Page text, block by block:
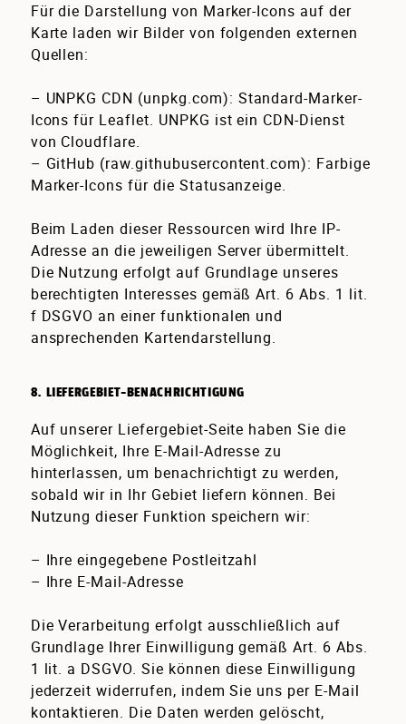
Für die Darstellung von Marker-Icons auf der
Karte laden wir Bilder von folgenden externen
Quellen:
– UNPKG CDN (unpkg.com): Standard-Marker-
Icons für Leaflet. UNPKG ist ein CDN-Dienst
von Cloudflare.
– GitHub (raw.githubusercontent.com): Farbige
Marker-Icons für die Statusanzeige.
Beim Laden dieser Ressourcen wird Ihre IP-
Adresse an die jeweiligen Server übermittelt.
Die Nutzung erfolgt auf Grundlage unseres
berechtigten Interesses gemäß Art. 6 Abs. 1 lit.
f DSGVO an einer funktionalen und
ansprechenden Kartendarstellung.
8. LIEFERGEBIET-BENACHRICHTIGUNG
Auf unserer Liefergebiet-Seite haben Sie die
Möglichkeit, Ihre E-Mail-Adresse zu
hinterlassen, um benachrichtigt zu werden,
sobald wir in Ihr Gebiet liefern können. Bei
Nutzung dieser Funktion speichern wir:
– Ihre eingegebene Postleitzahl
– Ihre E-Mail-Adresse
Die Verarbeitung erfolgt ausschließlich auf
Grundlage Ihrer Einwilligung gemäß Art. 6 Abs.
1 lit. a DSGVO. Sie können diese Einwilligung
jederzeit widerrufen, indem Sie uns per E-Mail
kontaktieren. Die Daten werden gelöscht,